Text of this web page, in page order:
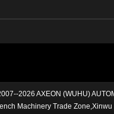
2026 AXEON (WUHU)
Machinery Trade